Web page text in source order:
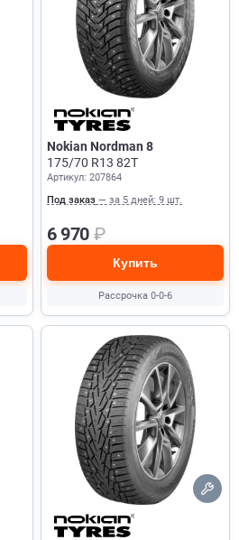
Nokian Nordman 8
175/70 R13 82T
Артикул: 207864
Под заказ — за 5 дней: 9 шт.
6 970 ₽
Купить
Рассрочка 0-0-6